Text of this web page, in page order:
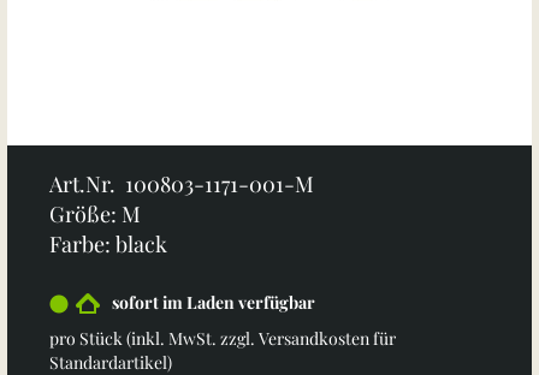
Art.Nr. 100803-1171-001-M
Größe: M
Farbe: black
sofort im Laden verfügbar
pro Stück (inkl. MwSt. zzgl. Versandkosten für
Standardartikel)